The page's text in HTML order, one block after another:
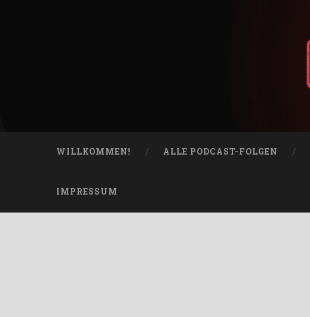
WILLKOMMEN! ALLE PODCAST-FOLGEN
IMPRESSUM